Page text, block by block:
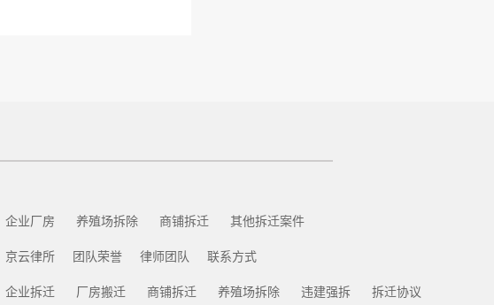
企业厂房 养殖场拆除 商铺拆迁 其他拆迁案件
京云律所 团队荣誉 律师团队 联系方式
企业拆迁 厂房搬迁 商铺拆迁 养殖场拆除 违建强拆 拆迁协议